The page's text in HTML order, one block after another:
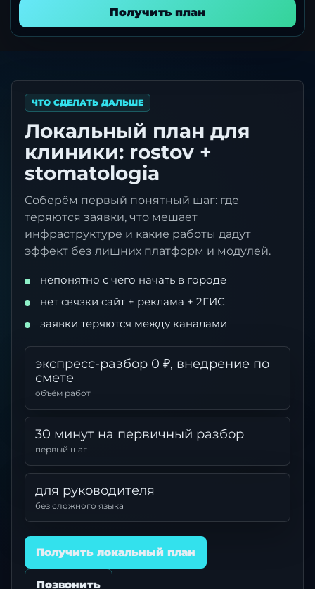
Получить план
ЧТО СДЕЛАТЬ ДАЛЬШЕ
Локальный план для
клиники: rostov +
stomatologia
Соберём первый понятный шаг: где
теряются заявки, что мешает
инфраструктуре и какие работы дадут
эффект без лишних платформ и модулей.
непонятно с чего начать в городе
нет связки сайт + реклама + 2ГИС
заявки теряются между каналами
экспресс-разбор 0 ₽, внедрение по
смете
объём работ
30 минут на первичный разбор
первый шаг
для руководителя
без сложного языка
Получить локальный план
Позвонить